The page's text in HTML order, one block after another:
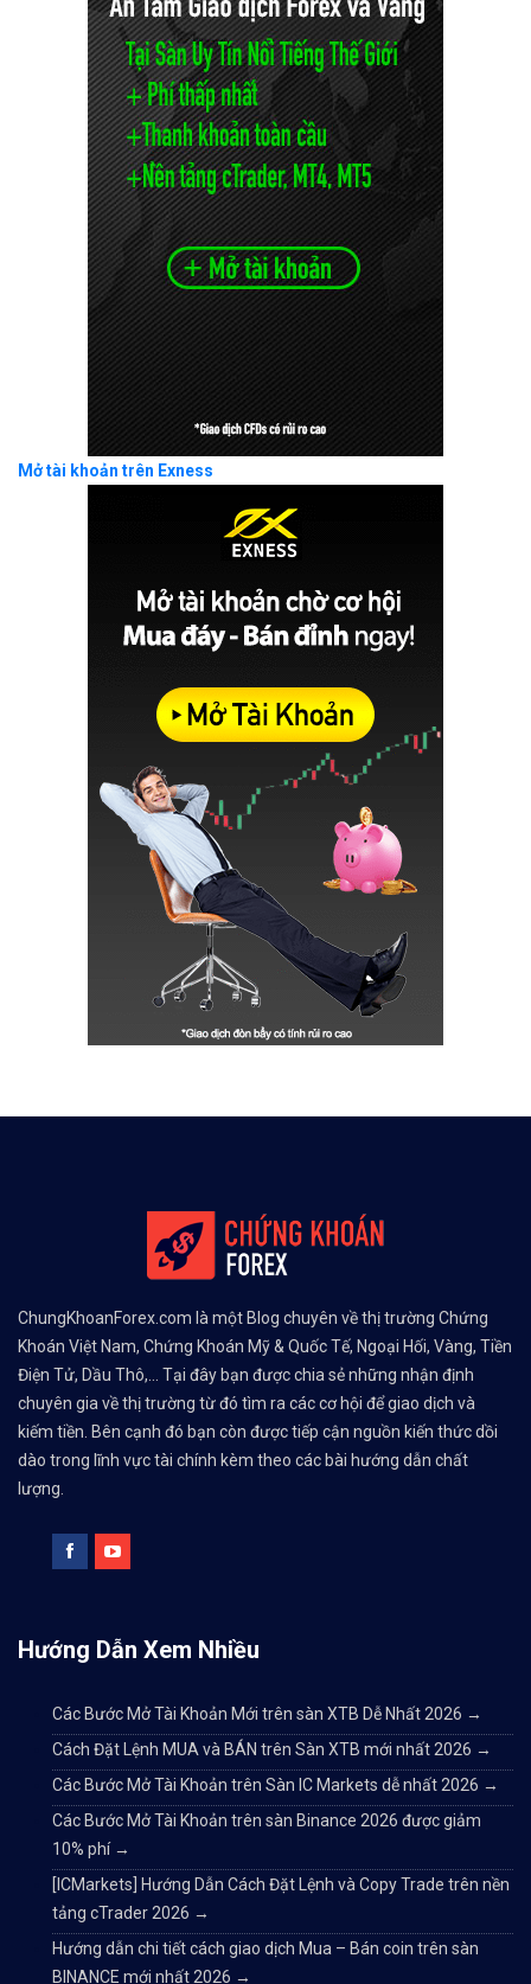
Mở tài khoản trên Exness
ChungKhoanForex.com là một Blog chuyên về thị trường Chứng
Khoán Việt Nam, Chứng Khoán Mỹ & Quốc Tế, Ngoại Hối, Vàng, Tiền
Điện Tử, Dầu Thô,... Tại đây bạn được chia sẻ những nhận định
chuyên gia về thị trường từ đó tìm ra các cơ hội để giao dịch và
kiếm tiền. Bên cạnh đó bạn còn được tiếp cận nguồn kiến thức dồi
dào trong lĩnh vực tài chính kèm theo các bài hướng dẫn chất
lượng.
Hướng Dẫn Xem Nhiều
Các Bước Mở Tài Khoản Mới trên sàn XTB Dễ Nhất 2026 →
Cách Đặt Lệnh MUA và BÁN trên Sàn XTB mới nhất 2026 →
Các Bước Mở Tài Khoản trên Sàn IC Markets dễ nhất 2026 →
Các Bước Mở Tài Khoản trên sàn Binance 2026 được giảm
10% phí →
[ICMarkets] Hướng Dẫn Cách Đặt Lệnh và Copy Trade trên nền
tảng cTrader 2026 →
Hướng dẫn chi tiết cách giao dịch Mua – Bán coin trên sàn
BINANCE mới nhất 2026 →